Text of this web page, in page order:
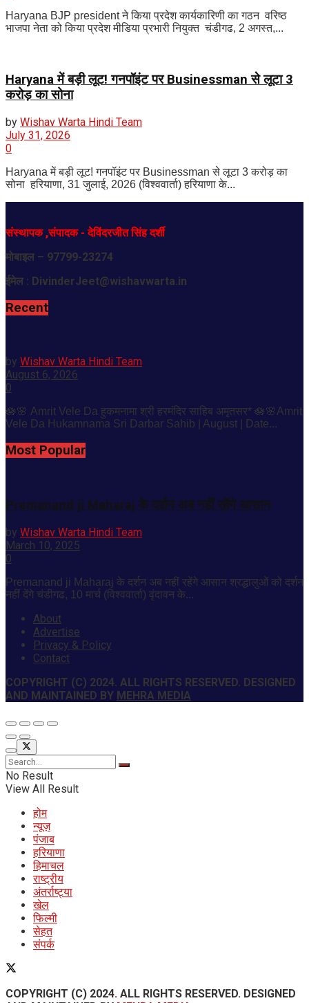
Haryana BJP president ने किया प्रदेश कार्यकारिणी का गठन वरिष्ठ
भाजपा नेता को किया प्रदेश मीडिया प्रभारी नियुक्त चंडीगढ, 2 अगस्त,...
Haryana में बड़ी लूट! गनपॉइंट पर Businessman से लूटा 3
करोड़ का सोना
by Wishav Warta Hindi Team
July 31, 2026
0
Haryana में बड़ी लूट! गनपॉइंट पर Businessman से लूटा 3 करोड़ का
सोना हरियाणा, 31 जुलाई, 2026 (विश्ववार्ता) हरियाणा के...
संस्थापक,संपादक-देविंदरजीत सिंह दर्शी
मोबाइल – 97799-23274
ईमेल : DivinderJeet@wishavwarta.in
Recent
by Wishav Warta Hindi Team
August 6, 2026
0
🪷🌸 Amrit Vele Da हुकमनामा श्री हरमंदिर साहिब अमृतसर* 🪷🌸Amrit
Vele Da Hukamnama Sri Darbar Sahib | August | Date...
Most Popular
Premanand ji Maharaj के दर्शन अब नहीं रहेंगे आसान
by Wishav Warta Hindi Team
March 10, 2025
0
Premanand ji Maharaj के दर्शन अब नहीं रहेंगे आसान श्रद्धालुओं को दर्शन
नहीं देंगे चंडीगढ, 10 मार्च (विश्ववार्ता) वृंदावन के...
About
Advertise
Privacy & Policy
Contact
COPYRIGHT (C) 2024. ALL RIGHTS RESERVED. DESIGNED
AND MAINTAINED BY MEHRA MEDIA
No Result
View All Result
होम
न्यूज़
पंजाब
हरियाणा
हिमाचल
राष्ट्रीय
अंतर्राष्ट्या
खेल
फिल्मी
सेहत
संपर्क
COPYRIGHT (C) 2024. ALL RIGHTS RESERVED. DESIGNED